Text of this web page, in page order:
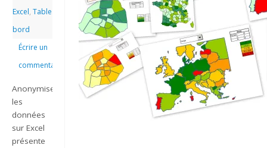
Excel,Tableau de
bord
Écrire un
commentaire
Anonymiser
les
données
sur Excel
présente